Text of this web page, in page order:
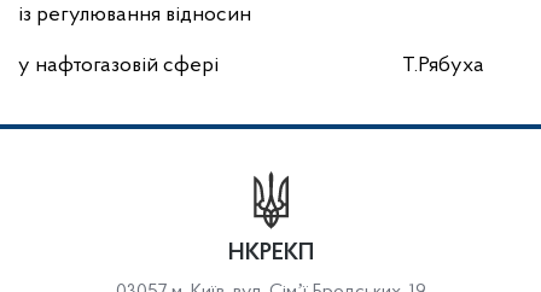
із регулювання відносин
у нафтогазовій сфері Т.Рябуха
НКРЕКП